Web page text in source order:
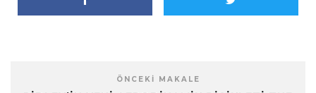
ÖNCEKI MAKALE